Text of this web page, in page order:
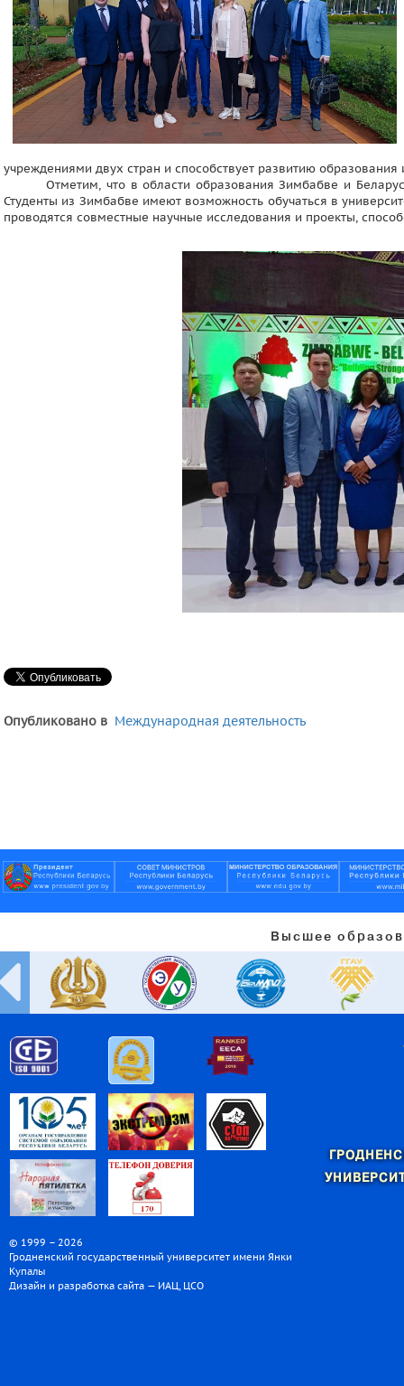
учреждениями двух стран и способствует развитию
Отметим, что в области образования Зимбабве и
Студенты из Зимбабве имеют возможность обучаться в
проводятся совместные научные исследования и проекты,
Опубликовано в Международная деятельность
Высшее
© 1999 – 2026
Гродненский государственный университет имени Янки
Купалы
Дизайн и разработка сайта — ИАЦ, ЦСО